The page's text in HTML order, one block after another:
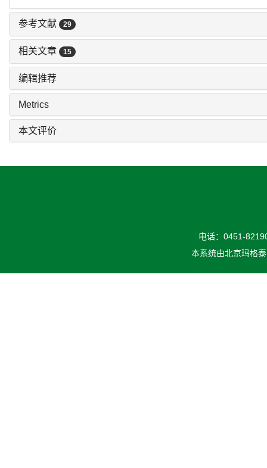
参考文献 29
相关文章 15
编辑推荐
Metrics
本文评价
电话：0451-
本系统由北京玛格